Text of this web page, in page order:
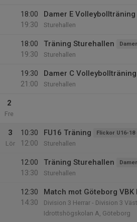
18:00
19:30
Damer E Volleybollträning
Sturehallen
18:00
19:30
Träning Sturehallen
Sturehallen
19:30
21:00
Damer C Volleybollträning
Sturehallen
2
Fre
3
Lör
10:30
12:00
FU16 Träning Flickor U16-18
Sturehallen
12:00
13:30
Träning Sturehallen
Sturehallen
12:30
14:30
Match mot Göteborg VBK
Division 3 Herrar - Division 3
Idrottshögskolan A, Göteborg